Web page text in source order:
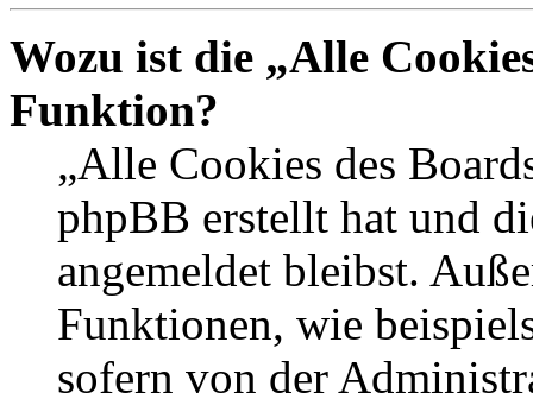
Wozu ist die „Alle
Funktion?
„Alle Cookies des
phpBB erstellt hat und
angemeldet bleibst.
Funktionen, wie
sofern von der